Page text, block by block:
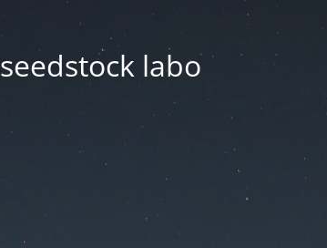
seedstock labo